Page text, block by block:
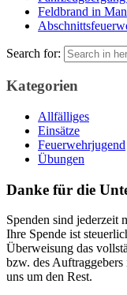
Feldbrand in
Search for:
Kategorien
Allfälliges
Einsätze
Feuerwehrjugend
Übungen
Danke für die
Spenden sind jederzeit
Ihre Spende ist
Überweisung das
bzw. des
uns um den Rest.